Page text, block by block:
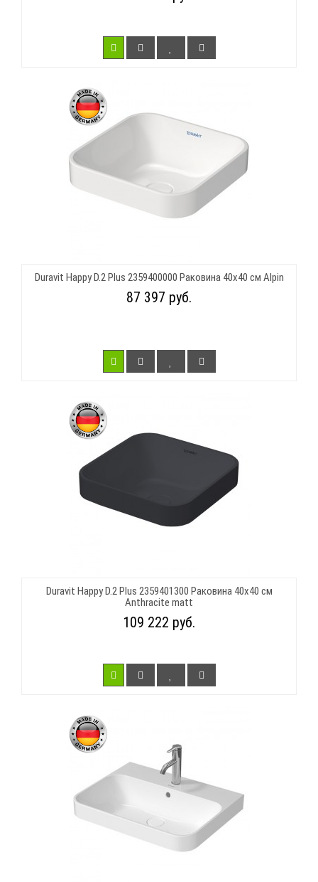
Duravit Happy D.2 Plus 2359400000 Раковина 40х40 см Alpin
87 397 руб.
Duravit Happy D.2 Plus 2359401300 Раковина 40х40 см
Anthracite matt
109 222 руб.